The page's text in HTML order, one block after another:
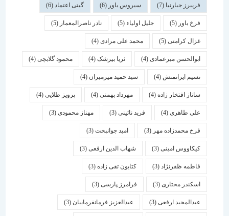
فریبرز جبارنیا(7) سیروس باور(6) گیتی اعتماد(6)
فرخ باور(5) جلیل اولیاء(5) نادر ناصرالمعمار (5)
غزال کرامتی(5) محمد علی مرادی(4)
ابوالحسن میرعمادی(4) ثریا بیرشک(4) محمود گلابچی(4)
نسیم ایرانمنش(4) سید حمید میرمیران(4)
ساناز افتخار زاده(4) مهرداد بهمنی (4) پرویز طلایی(4)
علی طاهری(4) فرید نائینی(3) مهناز محمودی(3)
فرخ محمدزاده مهر(3) امید جوانبخت(3)
کیکاووس امینی(3) شهاب الدین ارفعی(3)
فاطمه ظفرنژاد(3) کتایون تقی زاده(3)
اسكندر مختاری (3) فرامرز پارسی(3)
عبدالمجید ارفعی(3) عبدالعزیز فرمانفرماییان(3)